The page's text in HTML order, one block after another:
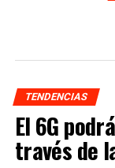
TENDENCIAS
El 6G
través de